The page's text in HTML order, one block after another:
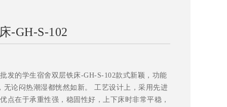
-GH-S-102
发的学生宿舍双层铁床-GH-S-102款式新颖，功能
无论闷热潮湿都恍然如新。 工艺设计上，采用先进
点在于承重性强，稳固性好，上下床时非常平稳，